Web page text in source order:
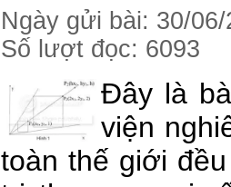
Ngày gửi bài: 30/06/
Số lượt đọc: 6093
Đây là
viện
toàn thế giới